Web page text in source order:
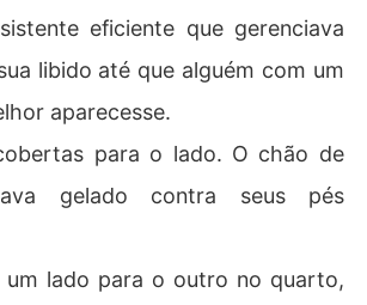
eficiente que gerenciava
libido até que alguém com um
aparecesse.
para o lado. O chão de
gelado contra seus pés
um lado para o outro no quarto,